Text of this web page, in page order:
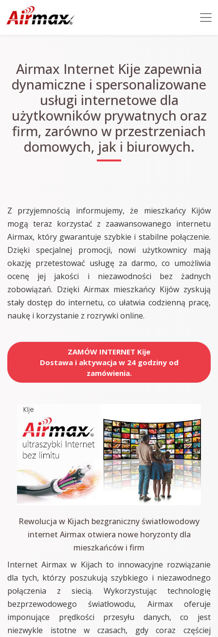
Airmax Internet Kije zapewnia
dynamiczne i spersonalizowane
usługi internetowe dla
użytkowników prywatnych oraz
firm, zarówno w przestrzeniach
domowych, jak i biurowych.
Z przyjemnością informujemy, że mieszkańcy Kijów
mogą teraz korzystać z zaawansowanego internetu
Airmax, który gwarantuje szybkie i stabilne połączenie.
Dzięki specjalnej promocji, nowi użytkownicy mają
okazję przetestować usługę za darmo, co umożliwia
ocenę jej jakości i niezawodności bez żadnych
zobowiązań. Dzięki Airmax mieszkańcy Kijów zyskują
stały dostęp do internetu, co ułatwia codzienną pracę,
naukę i korzystanie z rozrywki online.
ZAMÓW INTERNET Kije
Dostawa i aktywacja w 24 godziny od
zamówienia.
Rewolucja w Kijach bezgraniczny światłowodowy
internet Airmax otwiera nowe horyzonty dla
mieszkańców i firm
Internet Airmax w Kijach to innowacyjne rozwiązanie
dla tych, którzy poszukują szybkiego i niezawodnego
połączenia z siecią. Wykorzystując technologię
bezprzewodowego światłowodu, Airmax oferuje
imponujące prędkości przesyłu danych, co jest
niezwykle istotne w czasach, gdy coraz częściej